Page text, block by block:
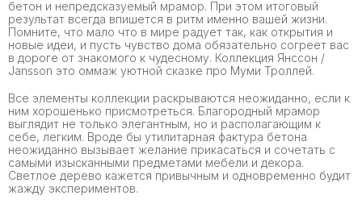
бетон и непредсказуемый мрамор. При этом итоговый
результат всегда впишется в ритм именно вашей жизни.
Помните, что мало что в мире радует так, как открытия и
новые идеи, и пусть чувство дома обязательно согреет вас
в дороге от знакомого к чудесному. Коллекция Янссон /
Jansson это оммаж уютной сказке про Муми Троллей.
Все элементы коллекции раскрываются неожиданно, если к
ним хорошенько присмотреться. Благородный мрамор
выглядит не только элегантным, но и располагающим к
себе, легким. Вроде бы утилитарная фактура бетона
неожиданно вызывает желание прикасаться и сочетать с
самыми изысканными предметами мебели и декора.
Светлое дерево кажется привычным и одновременно будит
жажду экспериментов.